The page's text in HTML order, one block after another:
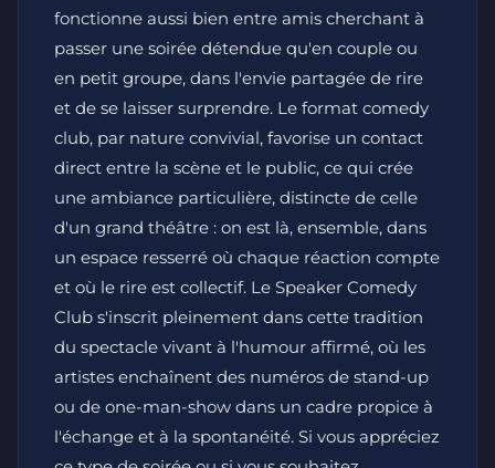
fonctionne aussi bien entre amis cherchant à
passer une soirée détendue qu'en couple ou
en petit groupe, dans l'envie partagée de rire
et de se laisser surprendre. Le format comedy
club, par nature convivial, favorise un contact
direct entre la scène et le public, ce qui crée
une ambiance particulière, distincte de celle
d'un grand théâtre : on est là, ensemble, dans
un espace resserré où chaque réaction compte
et où le rire est collectif. Le Speaker Comedy
Club s'inscrit pleinement dans cette tradition
du spectacle vivant à l'humour affirmé, où les
artistes enchaînent des numéros de stand-up
ou de one-man-show dans un cadre propice à
l'échange et à la spontanéité. Si vous appréciez